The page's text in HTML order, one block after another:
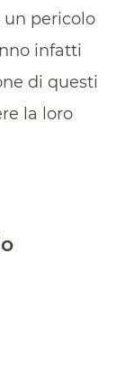
pericolo
infatti
di questi
la loro